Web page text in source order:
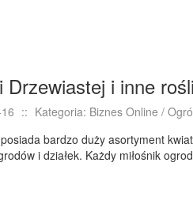
Drzewiastej i inne
:: Kategoria: Biznes Online /
bardzo duży asortyment
i działek. Każdy miłośnik